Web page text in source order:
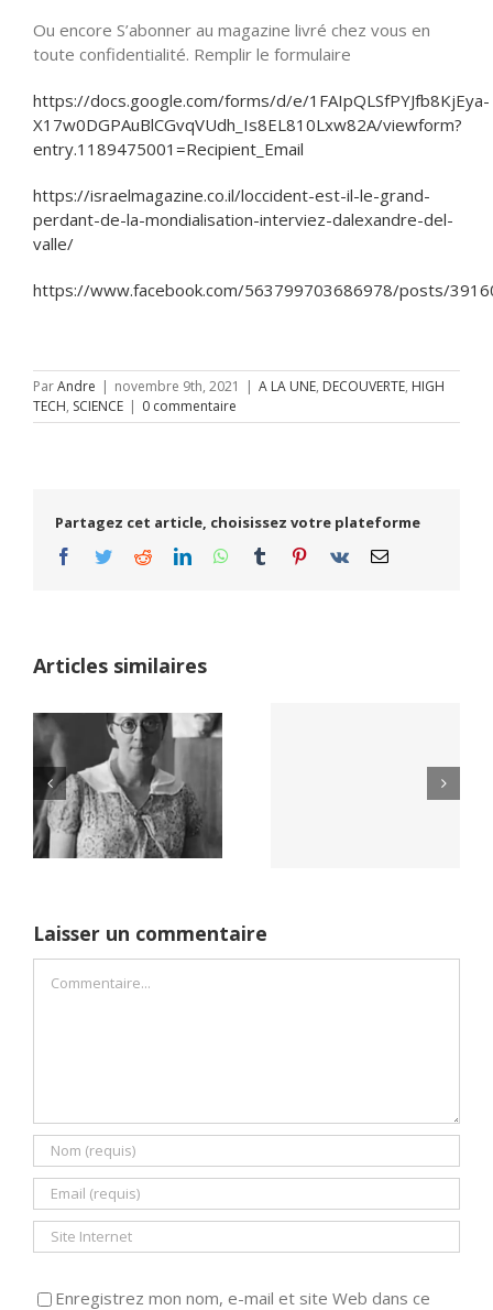
Ou encore S’abonner au magazine livré chez vous en
toute confidentialité. Remplir le formulaire
https://docs.google.com/forms/d/e/1FAIpQLSfPYJfb8KjEya-
X17w0DGPAuBlCGvqVUdh_Is8EL810Lxw82A/viewform?
entry.1189475001=Recipient_Email
https://israelmagazine.co.il/loccident-est-il-le-grand-
perdant-de-la-mondialisation-interviez-dalexandre-del-
valle/
https://www.facebook.com/563799703686978/posts/
ParAndre | novembre 9th, 2021 | A LA UNE, DECOUVERTE, HIGH
TECH, SCIENCE | 0 commentaire
Partagez cet article, choisissez votre plateforme
Facebook
TwitterRedditLinkedInWhatsApp
Tumblr Pinterest
Vk Email
Articles similaires
Netflix Field of
Dreams (1989)
Yaïr Golan : une
Laisser un commentaire
Enregistrez mon nom, e-mail et site Web dans ce